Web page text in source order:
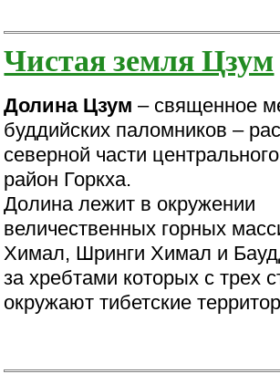
Чистая земля Цзум
Долина Цзум– священное
буддийских паломников –
северной части
район Горкха.
Долина лежит в окружении
величественных горных
Химал, Шринги Химал и
за хребтами которых с трех
окружают тибетские